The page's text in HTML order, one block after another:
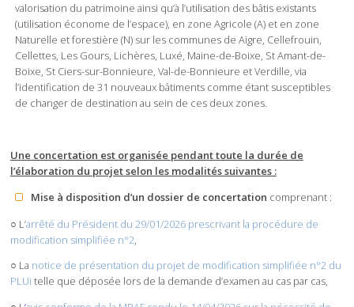
valorisation du patrimoine ainsi qu’à l’utilisation des bâtis existants
(utilisation économe de l’espace), en zone Agricole (A) et en zone
Naturelle et forestière (N) sur les communes de Aigre, Cellefrouin,
Cellettes, Les Gours, Lichères, Luxé, Maine-de-Boixe, St Amant-de-
Boixe, St Ciers-sur-Bonnieure, Val-de-Bonnieure et Verdille, via
l’identification de 31 nouveaux bâtiments comme étant susceptibles
de changer de destination au sein de ces deux zones.
Une concertation est organisée pendant toute la durée de
l’élaboration du projet selon les modalités suivantes :
Mise à disposition d’un dossier de concertation comprenant :
○ L’arrêté du Président du 29/01/2026 prescrivant la procédure de
modification simplifiée n°2,
○ La notice de présentation du projet de modification simplifiée n°2 du
PLUi telle que déposée lors de la demande d’examen au cas par cas,